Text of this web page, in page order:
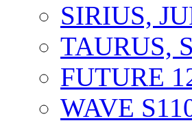
SIRIUS,
TAURUS,
FUTURE
WAVE